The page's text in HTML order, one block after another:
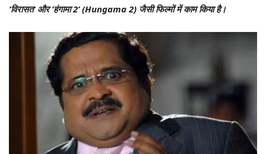
‘विरासत’ और ‘हंगामा 2’ (Hungama 2) जैसी फिल्मों में काम किया है।